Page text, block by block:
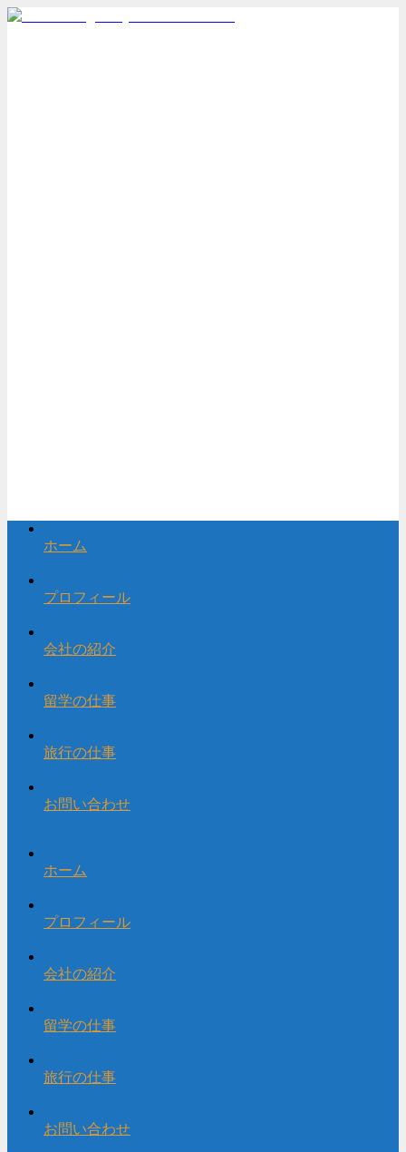
ホーム
プロフィール
会社の紹介
留学の仕事
旅行の仕事
お問い合わせ
ホーム
プロフィール
会社の紹介
留学の仕事
旅行の仕事
お問い合わせ